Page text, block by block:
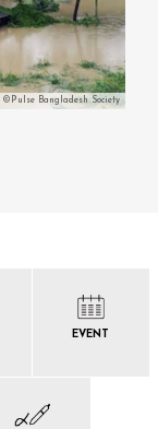
©Pulse Bangladesh Society
EVENT